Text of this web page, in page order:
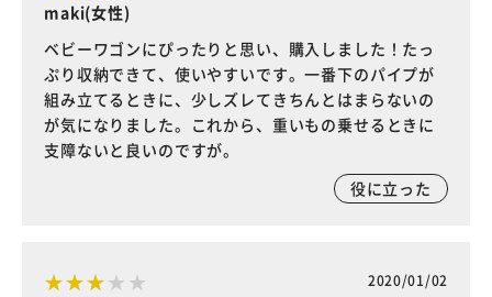
maki(女性)
ベビーワゴンにぴったりと思い、購入しました！たっ
ぷり収納できて、使いやすいです。一番下のパイプが
組み立てるときに、少しズレてきちんとはまらないの
が気になりました。これから、重いもの乗せるときに
支障ないと良いのですが。
役に立った
2020/01/02